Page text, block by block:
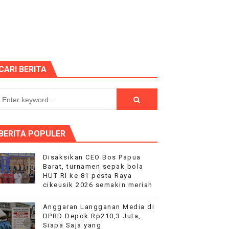
Siluman
BPN PAREPARE DILAPORKAN KE POLRES
bendera luntur kusam dan Pasang Bendera
kepada Pelajar Membangun Generasi Berkarakter
Yonarmed 19/Bogani, Perkuat Sinergitas TNI-Polri
pemerintah
2026 semakin meriah
81, Di saksikan Rebuan penonton
BERITA
POPULER
Disaksikan CEO Bos Papua
Barat, turnamen sepak bola
HUT RI ke 81 pesta Raya
cikeusik 2026 semakin meriah
Anggaran Langganan Media di
DPRD Depok Rp210,3 Juta,
Siapa Saja yang